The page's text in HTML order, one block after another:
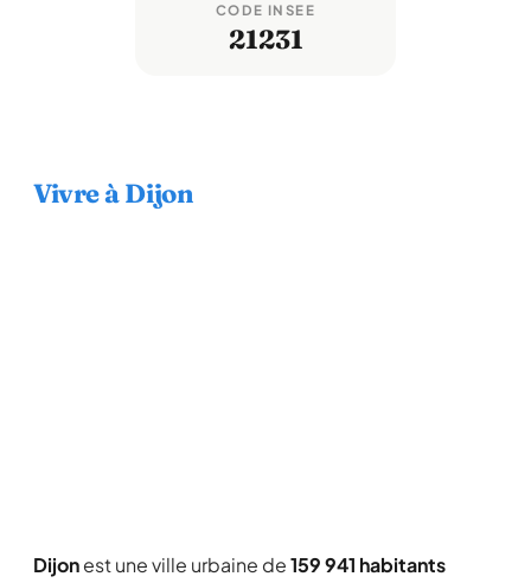
CODE INSEE
21231
Vivre à Dijon
Dijonest une ville urbaine de159 941 habitants